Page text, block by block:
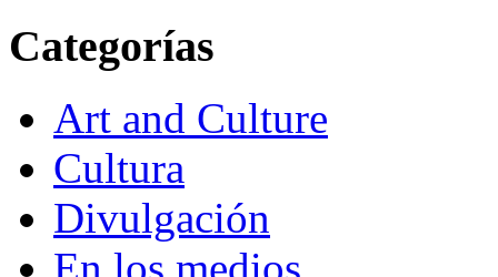
Categorías
Art and Culture
Cultura
Divulgación